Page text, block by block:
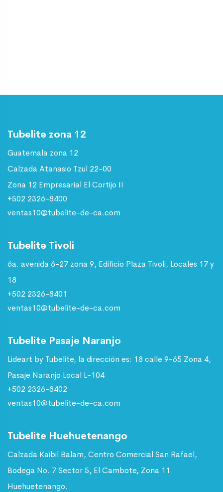
Tubelite zona 12
Guatemala zona 12
Calzada Atanasio Tzul 22-00
Zona 12 Empresarial El Cortijo II
+502 2326-8400
ventas10@tubelite-de-ca.com
Tubelite Tivoli
6a. avenida 6-27 zona 9, Edificio Plaza Tivoli, Locales 17 y
18
+502 2326-8401
ventas10@tubelite-de-ca.com
Tubelite Pasaje Naranjo
Lideart by Tubelite, la dirección es: 18 calle 9-65 Zona 4,
Pasaje Naranjo Local L-104
+502 2326-8402
ventas10@tubelite-de-ca.com
Tubelite Huehuetenango
Calzada Kaibil Balam, Centro Comercial San Rafael,
Bodega No. 7 Sector 5, El Cambote, Zona 11
Huehuetenango.